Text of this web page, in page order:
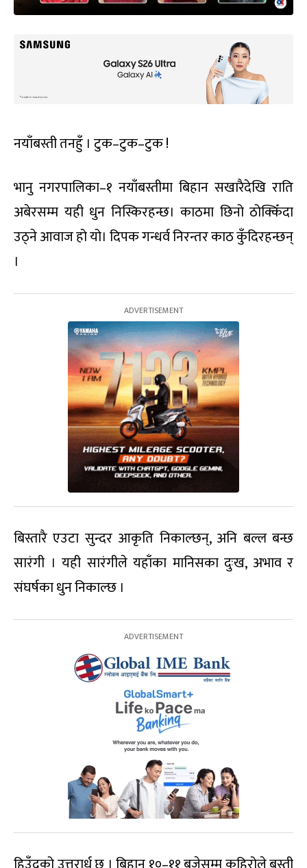
नयाँबस्ती तनहुँ । टुक–टुक–टुक !
भानु नगरपालिका–१ नयाँबस्तीमा बिहान सखारैदेखि राति
अबेरसम्म यही धुन निस्किरहन्छ। काठमा छिनो ठोक्किँदा
उठ्ने आवाज हो यो। दिपक गन्धर्व निरन्तर काठ कुँदिरहन्छन्
।
बिस्तारै एउटा सुन्दर आकृति निकाल्छन्, अनि बल्ल बन्छ
सारंगी । यही सारंगीले यहाँका मानिसका दुःख, अभाव र
संघर्षका धुन निकाल्छ ।